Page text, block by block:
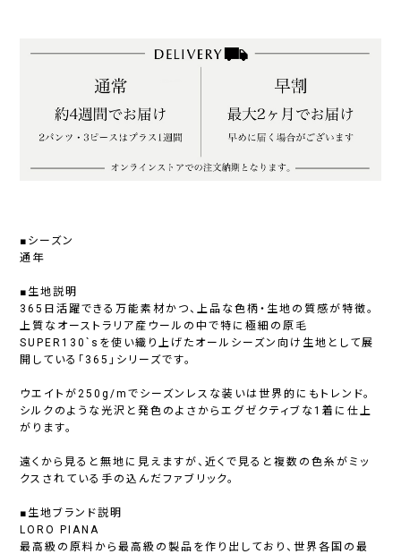
■シーズン
通年
■生地説明
365日活躍できる万能素材かつ、上品な色柄・生地の質感が特徴。
上質なオーストラリア産ウールの中で特に極細の原毛
SUPER130`sを使い織り上げたオールシーズン向け生地として展
開している「365」シリーズです。
ウエイトが250g/mでシーズンレスな装いは世界的にもトレンド。
シルクのような光沢と発色のよさからエグゼクティブな1着に仕上
がります。
遠くから見ると無地に見えますが、近くで見ると複数の色糸がミッ
クスされている手の込んだファブリック。
■生地ブランド説明
LORO PIANA
最高級の原料から最高級の製品を作り出しており、世界各国の最